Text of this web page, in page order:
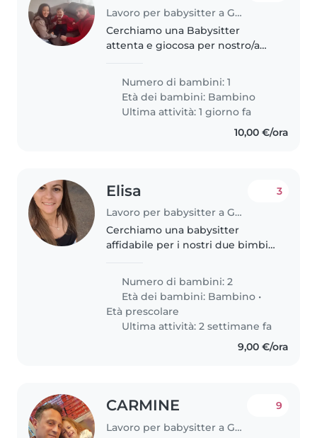
Lavoro per babysitter a Genova
Cerchiamo una Babysitter
attenta e giocosa per nostro/a
giorno dal lunedì al sabato 12:30-
14:30
Numero di bambini: 1
Età dei bambini: Bambino
Ultima attività: 1 giorno fa
10,00 €/ora
Elisa
Lavoro per babysitter a Genova
3
Cerchiamo una babysitter
affidabile per i nostri due bimbi,
anno e mezzo ed
occasionalmente per un vivace
di 4.
Numero di bambini: 2
Età dei bambini: Bambino •
Età prescolare
Ultima attività: 2 settimane fa
9,00 €/ora
CARMINE
Lavoro per babysitter a Genova
9